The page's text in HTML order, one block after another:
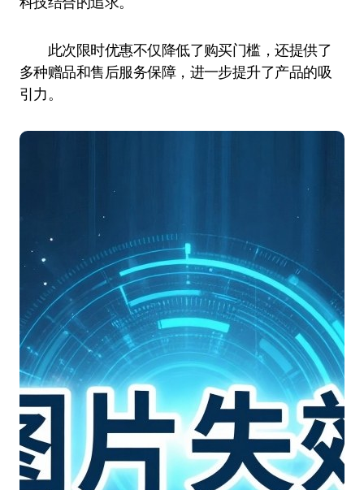
此次限时优惠不仅降低了购买门槛，还提供了
多种赠品和售后服务保障，进一步提升了产品的吸
引力。